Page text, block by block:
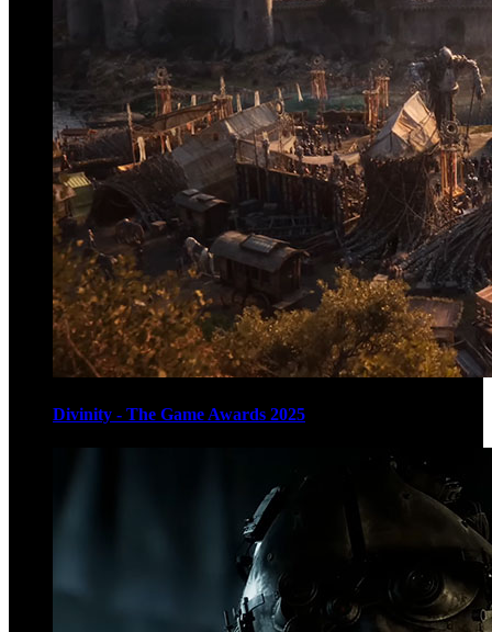
Divinity - The Game Awards 2025